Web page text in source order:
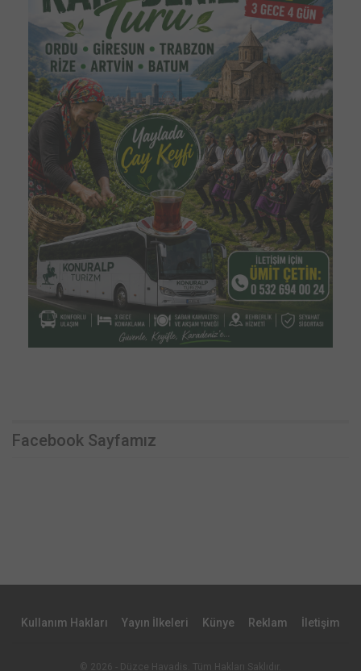
Facebook Sayfamız
Kullanım Hakları Yayın İlkeleri Künye Reklam İletişim
© 2026 - Düzce Havadis. Tüm Hakları Saklıdır.